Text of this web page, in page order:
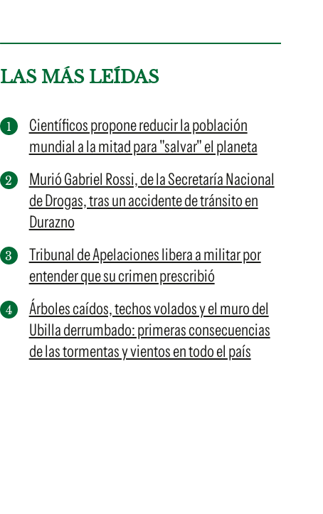
LAS MÁS LEÍDAS
Científicos propone reducir la población
mundial a la mitad para "salvar" el planeta
Murió Gabriel Rossi, de la Secretaría Nacional
de Drogas, tras un accidente de tránsito en
Durazno
Tribunal de Apelaciones libera a militar por
entender que su crimen prescribió
Árboles caídos, techos volados y el muro del
Ubilla derrumbado: primeras consecuencias
de las tormentas y vientos en todo el país